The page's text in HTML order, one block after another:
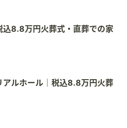
込8.8万円火葬式・直葬での家
アルホール｜税込8.8万円火葬